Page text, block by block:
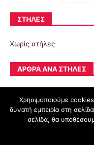
ΣΤΉΛΕΣ
Χωρίς στήλες
ΆΡΘΡΑ ΑΝΆ ΣΤΉΛΕΣ
Όροι Χρήσης
Χρησιμοποιούμε
δυνατή εμπειρία στη
σελίδα, θα